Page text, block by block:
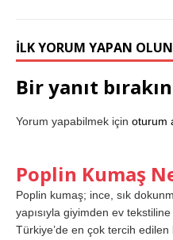
İLK YORUM YAPAN OLUN
Bir yanıt bırakın
Yorum yapabilmek için oturum
Poplin Kumaş
Poplin kumaş; ince, sık
yapısıyla giyimden ev
Türkiye’de en çok tercih edilen